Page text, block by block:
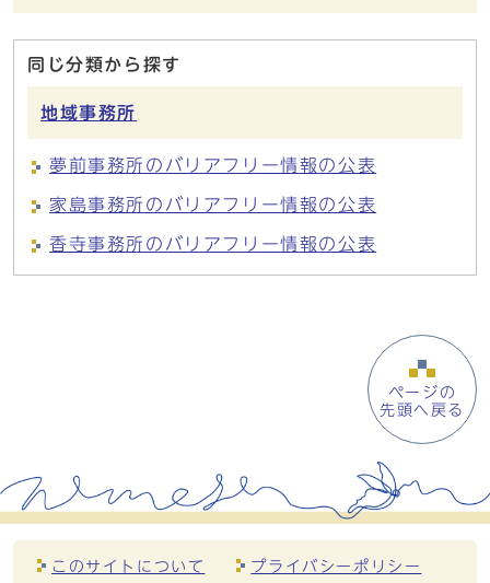
同じ分類から探す
地域事務所
夢前事務所のバリアフリー情報の公表
家島事務所のバリアフリー情報の公表
香寺事務所のバリアフリー情報の公表
ページの
先頭へ戻る
このサイトについて プライバシーポリシー